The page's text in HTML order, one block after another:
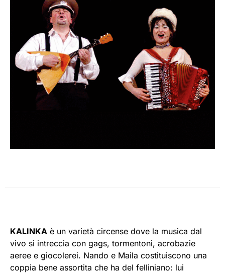
KALINKA è un varietà circense dove la musica dal
vivo si intreccia con gags, tormentoni, acrobazie
aeree e giocolerei. Nando e Maila costituiscono una
coppia bene assortita che ha del felliniano: lui